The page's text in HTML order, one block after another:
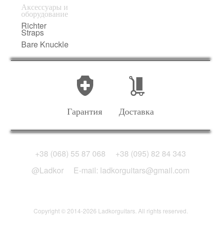
Аксессуары и
оборудование
Richter
Straps
Bare Knuckle
Гарантия Доставка
+38 (068) 55 87 068
+38 (095) 82 84 343
@Ladkor
E-mail: ladkorguitars@gmail.com
Copyright © 2014-2026 Ladkorguitars. All rights reserved.